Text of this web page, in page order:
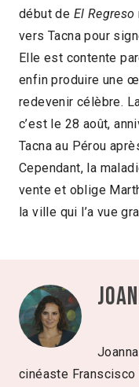
début de El Regreso
vers Tacna pour
Elle est contente
enfin produire une
redevenir célèbre.
c’est le 28 août,
Tacna au Pérou
Cependant, la
vente et oblige
la ville qui l’a vue
cinéaste Franscisco